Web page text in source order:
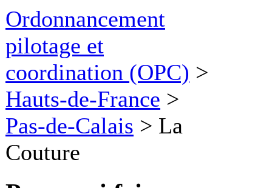
Ordonnancement
pilotage et
coordination (OPC) >
Hauts-de-France >
Pas-de-Calais > La
Couture